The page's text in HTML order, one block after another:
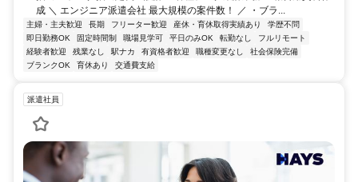
成 ＼ エンジニア派遣会社 最大規模の案件数！ ／ ・ブラ...
主婦・主夫歓迎 長期 フリーター歓迎 産休・育休取得実績あり
学歴不問
即日勤務OK
固定時間制 職場見学可 平日のみOK 転勤なし
フルリモート
経験者歓迎
残業なし 駅ナカ 有資格者歓迎 職種変更なし
社会保険完備
ブランクOK
育休あり 交通費支給
派遣社員